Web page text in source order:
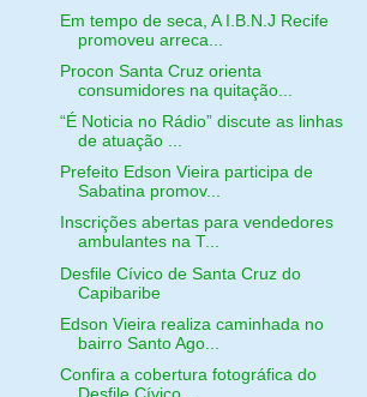
Em tempo de seca, A I.B.N.J Recife
promoveu arreca...
Procon Santa Cruz orienta
consumidores na quitação...
“É Noticia no Rádio” discute as linhas
de atuação ...
Prefeito Edson Vieira participa de
Sabatina promov...
Inscrições abertas para vendedores
ambulantes na T...
Desfile Cívico de Santa Cruz do
Capibaribe
Edson Vieira realiza caminhada no
bairro Santo Ago...
Confira a cobertura fotográfica do